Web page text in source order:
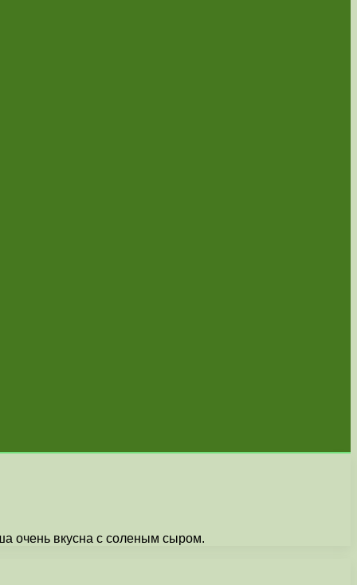
очень вкусна с соленым сыром.